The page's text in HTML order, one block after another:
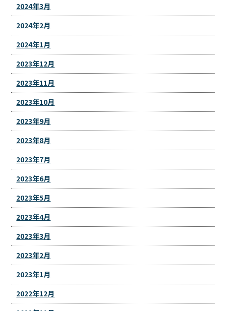
2024年3月
2024年2月
2024年1月
2023年12月
2023年11月
2023年10月
2023年9月
2023年8月
2023年7月
2023年6月
2023年5月
2023年4月
2023年3月
2023年2月
2023年1月
2022年12月